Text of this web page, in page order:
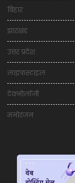
बिहार
झारखंड
उत्तर प्रदेश
लाइफस्टाइल
टेक्नोलॉजी
मनोरंजन